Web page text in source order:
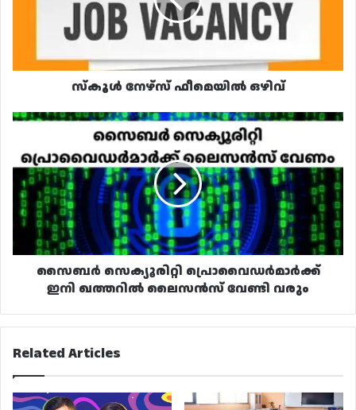
സ്‌കൂൾ നേഴ്‌സ് ഫീമെയിൽ ഒഴിവ്
സൈബർ
പ്രൊവൈഡർമാർക്ക്
ഇനി
ഖത്തറിൽ
ലൈസൻസ്
വേണ്ടി
വരും
സൈബർ സെക്യൂരിറ്റി പ്രൊവൈഡർമാർക്ക്
ഇനി ഖത്തറിൽ ലൈസൻസ് വേണ്ടി വരും
Related Articles